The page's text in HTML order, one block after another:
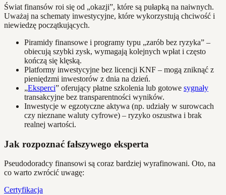
Świat finansów roi się od „okazji”, które są pułapką na naiwnych.
Uważaj na schematy inwestycyjne, które wykorzystują chciwość i
niewiedzę początkujących.
Piramidy finansowe i programy typu „zarób bez ryzyka” –
obiecują szybki zysk, wymagają kolejnych wpłat i często
kończą się klęską.
Platformy inwestycyjne bez licencji KNF – mogą zniknąć z
pieniędzmi inwestorów z dnia na dzień.
„Eksperci” oferujący płatne szkolenia lub gotowe sygnały
transakcyjne bez transparentności wyników.
Inwestycje w egzotyczne aktywa (np. udziały w surowcach
czy nieznane waluty cyfrowe) – ryzyko oszustwa i brak
realnej wartości.
Jak rozpoznać fałszywego eksperta
Pseudodoradcy finansowi są coraz bardziej wyrafinowani. Oto, na
co warto zwrócić uwagę:
Certyfikacja